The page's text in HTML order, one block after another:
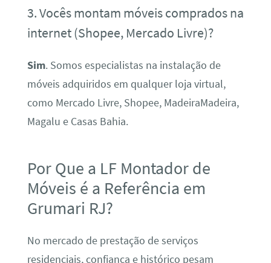
3. Vocês montam móveis comprados na
internet (Shopee, Mercado Livre)?
Sim. Somos especialistas na instalação de
móveis adquiridos em qualquer loja virtual,
como Mercado Livre, Shopee, MadeiraMadeira,
Magalu e Casas Bahia.
Por Que a LF Montador de
Móveis é a Referência em
Grumari RJ?
No mercado de prestação de serviços
residenciais, confiança e histórico pesam